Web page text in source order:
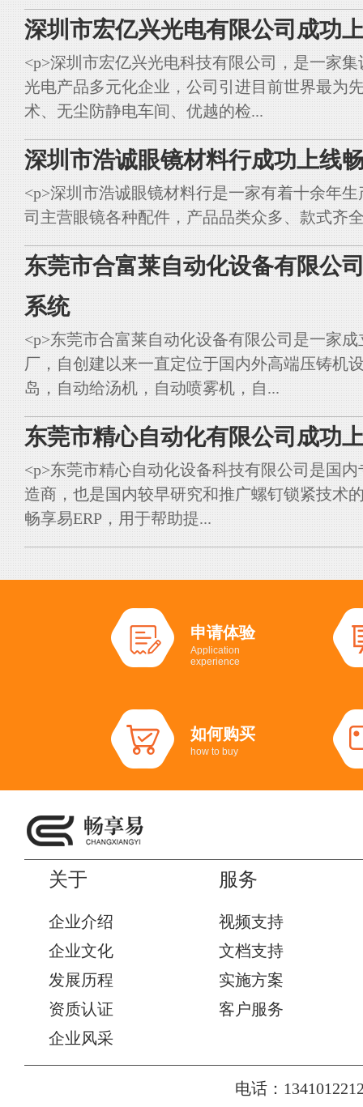
深圳市宏亿兴光电有限公司成功
<p>深圳市宏亿兴光电科技有限公司，是一家
光电产品多元化企业，公司引进目前世界最为
术、无尘防静电车间、优越的检...
深圳市浩诚眼镜材料行成功上线
<p>深圳市浩诚眼镜材料行是一家有着十余年
司主营眼镜各种配件，产品品类众多、款式齐
东莞市合富莱自动化设备有限公
系统
<p>东莞市合富莱自动化设备有限公司是一家
厂，自创建以来一直定位于国内外高端压铸机
岛，自动给汤机，自动喷雾机，自...
东莞市精心自动化有限公司成功
<p>东莞市精心自动化设备科技有限公司是国
造商，也是国内较早研究和推广螺钉锁紧技术
畅享易ERP，用于帮助提...
申请体验
Application
experience
如何购买
how to buy
关于
企业介绍
企业文化
发展历程
资质认证
企业风采
服务
视频支持
文档支持
实施方案
客户服务
电话：